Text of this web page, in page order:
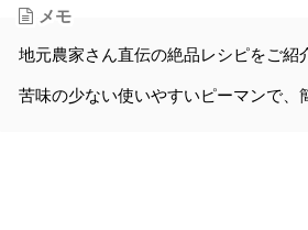
メモ
地元農家さん直伝の絶品レシピをご紹
苦味の少ない使いやすいピーマンで、